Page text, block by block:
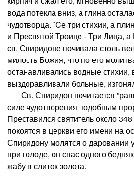
вода потекла вниз, а глина
чудотворца. ”Cе три стихии, а
и Пресвятой Троице - Три Лица,
св. Спиридоне почивала столь
милость Божия, что по его
останавливались водные стихии,
выздоравливали больные,
Св. Спиридон почитается
силе чудотворения подобным
Преставился святитель около
покоятся в церкви его имени на
Спиридону молятся о даровании
при голоде, он спас одного
жабу в слиток золота.